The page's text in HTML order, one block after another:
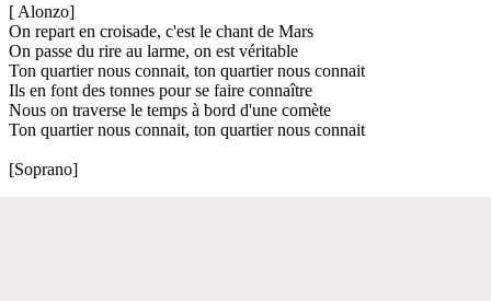
[ Alonzo]
On repart en croisade, c'est le chant de Mars
On passe du rire au larme, on est véritable
Ton quartier nous connait, ton quartier nous connait
Ils en font des tonnes pour se faire connaître
Nous on traverse le temps à bord d'une comète
Ton quartier nous connait, ton quartier nous connait
[Soprano]